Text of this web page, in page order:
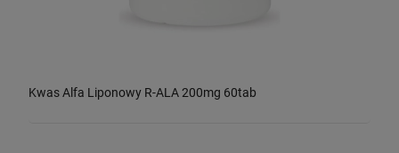
Kwas Alfa Liponowy R-ALA 200mg 60tab